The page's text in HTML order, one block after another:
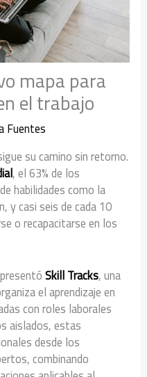
mapa para
el trabajo
Fuentes
su camino sin retorno.
, el 63% de los
habilidades como la
y casi seis de cada 10
o recapacitarse en los
Skill Tracks, una
el aprendizaje en
con roles laborales
aislados, estas
desde los
combinando